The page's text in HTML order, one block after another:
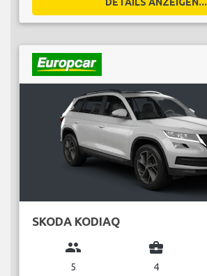
SKODA KODIAQ
group
5
business_center
4